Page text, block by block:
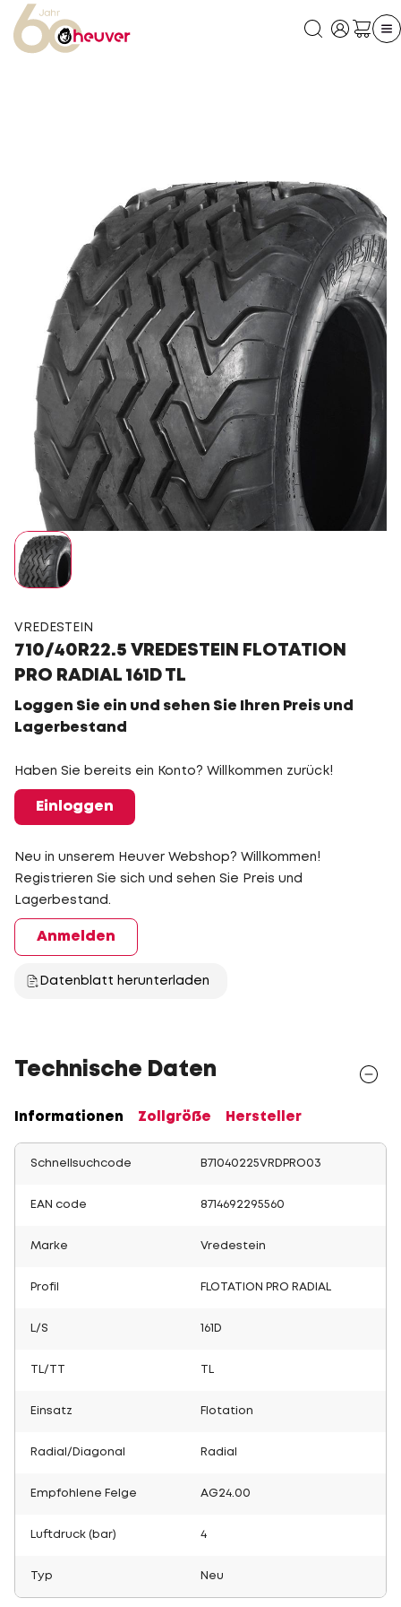
VREDESTEIN
710/40R22.5 VREDESTEIN FLOTATION
PRO RADIAL 161D TL
Loggen Sie ein und sehen Sie Ihren Preis und
Lagerbestand
Haben Sie bereits ein Konto? Willkommen zurück!
Einloggen
Neu in unserem Heuver Webshop? Willkommen!
Registrieren Sie sich und sehen Sie Preis und
Lagerbestand.
Anmelden
Datenblatt herunterladen
Technische Daten
Informationen Zollgröße Hersteller
Schnellsuchcode B71040225VRDPRO03
EAN code 8714692295560
Marke Vredestein
Profil FLOTATION PRO RADIAL
L/S 161D
TL/TT
Einsatz Flotation
Radial/Diagonal Radial
Empfohlene Felge AG24.00
Luftdruck (bar) 4
Typ Neu